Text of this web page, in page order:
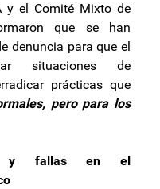
y el Comité Mixto de
que se han
denuncia para que el
situaciones de
prácticas que
pero para los
y fallas en el